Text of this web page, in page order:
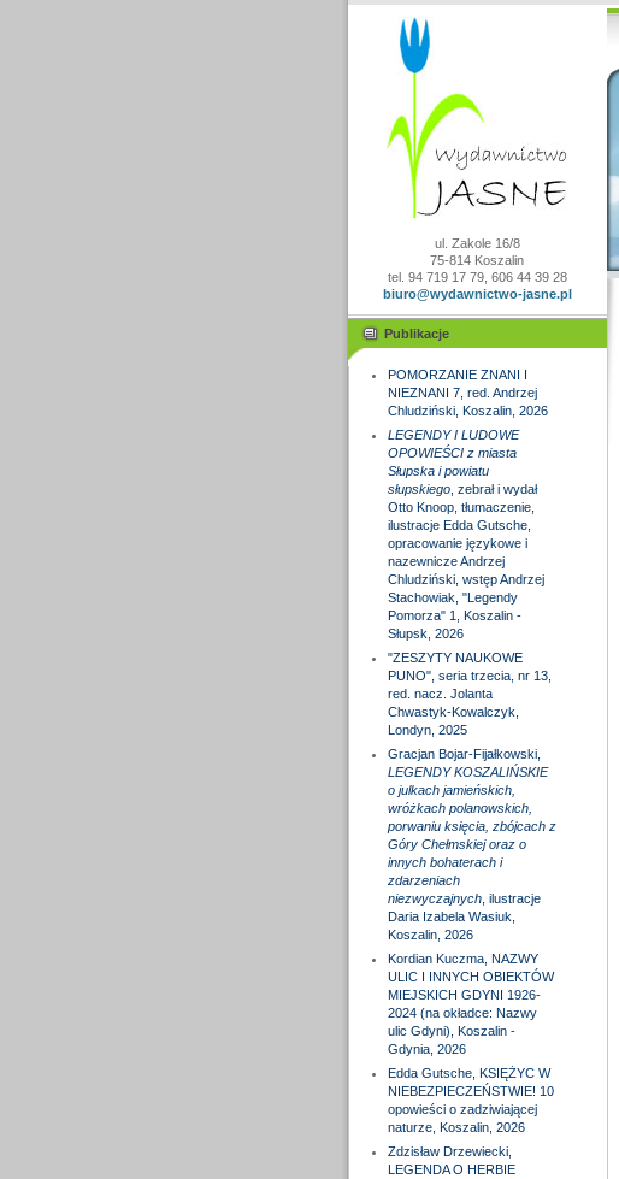
ul. Zakole 16/8
75-814 Koszalin
tel. 94 719 17 79, 606 44 39 28
biuro@wydawnictwo-jasne.pl
Publikacje
POMORZANIE ZNANI I
NIEZNANI 7, red. Andrzej
Chludziński, Koszalin, 2026
LEGENDY I LUDOWE
OPOWIEŚCI z miasta
Słupska i powiatu
słupskiego, zebrał i wydał
Otto Knoop, tłumaczenie,
ilustracje Edda Gutsche,
opracowanie językowe i
nazewnicze Andrzej
Chludziński, wstęp Andrzej
Stachowiak, "Legendy
Pomorza" 1, Koszalin -
Słupsk, 2026
"ZESZYTY NAUKOWE
PUNO", seria trzecia, nr 13,
red. nacz. Jolanta
Chwastyk-Kowalczyk,
Londyn, 2025
Gracjan Bojar-Fijałkowski,
LEGENDY KOSZALIŃSKIE
o julkach jamieńskich,
wróżkach polanowskich,
porwaniu księcia, zbójcach z
Góry Chełmskiej oraz o
innych bohaterach i
zdarzeniach
niezwyczajnych, ilustracje
Daria Izabela Wasiuk,
Koszalin, 2026
Kordian Kuczma, NAZWY
ULIC I INNYCH OBIEKTÓW
MIEJSKICH GDYNI 1926-
2024 (na okładce: Nazwy
ulic Gdyni), Koszalin -
Gdynia, 2026
Edda Gutsche, KSIĘŻYC W
NIEBEZPIECZEŃSTWIE! 10
opowieści o zadziwiającej
naturze, Koszalin, 2026
Zdzisław Drzewiecki,
LEGENDA O HERBIE